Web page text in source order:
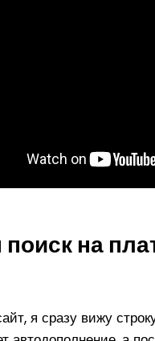
поиск на
я сразу вижу